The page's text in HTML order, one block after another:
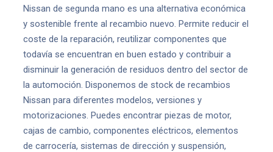
Nissan de segunda mano es una alternativa económica
y sostenible frente al recambio nuevo. Permite reducir el
coste de la reparación, reutilizar componentes que
todavía se encuentran en buen estado y contribuir a
disminuir la generación de residuos dentro del sector de
la automoción. Disponemos de stock de recambios
Nissan para diferentes modelos, versiones y
motorizaciones. Puedes encontrar piezas de motor,
cajas de cambio, componentes eléctricos, elementos
de carrocería, sistemas de dirección y suspensión,